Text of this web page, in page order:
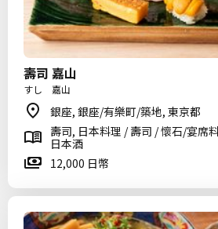
壽司 嘉山
すし 嘉山
銀座, 銀座/有樂町/築地, 東京都
壽司, 日本料理 / 壽司 / 懷石/宴席
日本酒
12,000 日幣